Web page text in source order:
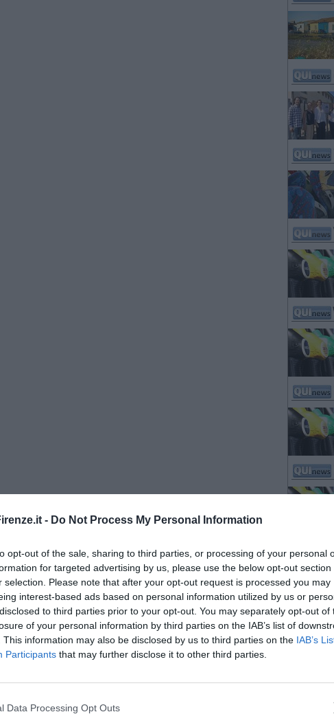
- Do Not Process My Personal Information
opt-out of the sale, sharing to third parties, or processing of your personal
for targeted advertising by us, please use the below opt-out section
selection. Please note that after your opt-out request is processed you may
interest-based ads based on personal information utilized by us or
to third parties prior to your opt-out. You may separately opt-out of
of your personal information by third parties on the IAB’s list of
This information may also be disclosed by us to third parties on the IAB’s
Participants that may further disclose it to other third parties.
Data Processing Opt Outs